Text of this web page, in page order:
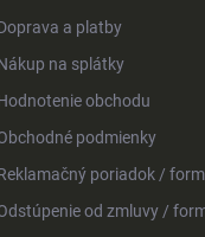
a platby
na splátky
obchodu
podmienky
poriadok /
od zmluvy /